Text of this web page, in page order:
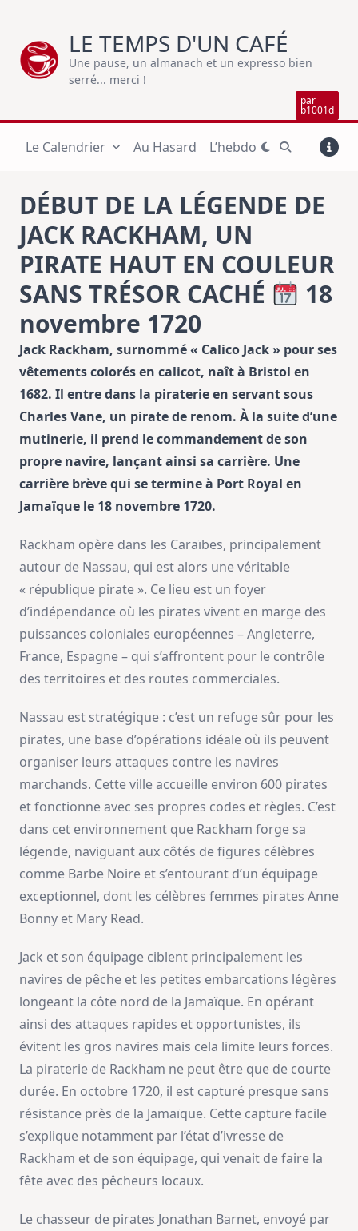
content
LE TEMPS D'UN CAFÉ
Une pause, un almanach et un expresso bien
serré... merci !
par
b1001d
Le Calendrier Au Hasard L’hebdo
DÉBUT DE LA LÉGENDE DE
JACK RACKHAM, UN
PIRATE HAUT EN COULEUR
SANS TRÉSOR CACHÉ
18
novembre 1720
Jack Rackham, surnommé « Calico Jack » pour ses
vêtements colorés en calicot, naît à Bristol en
1682. Il entre dans la piraterie en servant sous
Charles Vane, un pirate de renom. À la suite d’une
mutinerie, il prend le commandement de son
propre navire, lançant ainsi sa carrière. Une
carrière brève qui se termine à Port Royal en
Jamaïque le 18 novembre 1720.
Rackham opère dans les Caraïbes, principalement
autour de Nassau, qui est alors une véritable
« république pirate ». Ce lieu est un foyer
d’indépendance où les pirates vivent en marge des
puissances coloniales européennes – Angleterre,
France, Espagne – qui s’affrontent pour le contrôle
des territoires et des routes commerciales.
Nassau est stratégique : c’est un refuge sûr pour les
pirates, une base d’opérations idéale où ils peuvent
organiser leurs attaques contre les navires
marchands. Cette ville accueille environ 600 pirates
et fonctionne avec ses propres codes et règles. C’est
dans cet environnement que Rackham forge sa
légende, naviguant aux côtés de figures célèbres
comme Barbe Noire et s’entourant d’un équipage
exceptionnel, dont les célèbres femmes pirates Anne
Bonny et Mary Read.
Jack et son équipage ciblent principalement les
navires de pêche et les petites embarcations légères
longeant la côte nord de la Jamaïque. En opérant
ainsi des attaques rapides et opportunistes, ils
évitent les gros navires mais cela limite leurs forces.
La piraterie de Rackham ne peut être que de courte
durée. En octobre 1720, il est capturé presque sans
résistance près de la Jamaïque. Cette capture facile
s’explique notamment par l’état d’ivresse de
Rackham et de son équipage, qui venait de faire la
fête avec des pêcheurs locaux.
Le chasseur de pirates Jonathan Barnet, envoyé par